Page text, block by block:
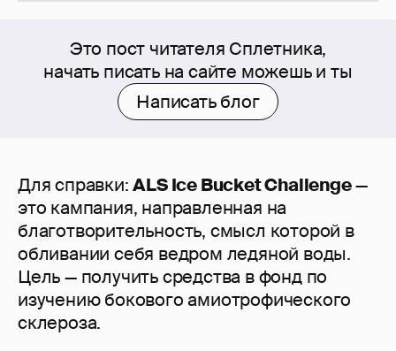
Это пост читателя Сплетника,
начать писать на сайте можешь и ты
Написать блог
Для справки:ALS Ice Bucket Challenge—
это кампания, направленная на
благотворительность, смысл которой в
обливании себя ведром ледяной воды.
Цель — получить средства в фонд по
изучению бокового амиотрофического
склероза.